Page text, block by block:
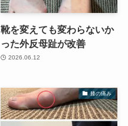
靴を変えても変わらないか
った外反母趾が改善
2026.06.12
膝の痛み